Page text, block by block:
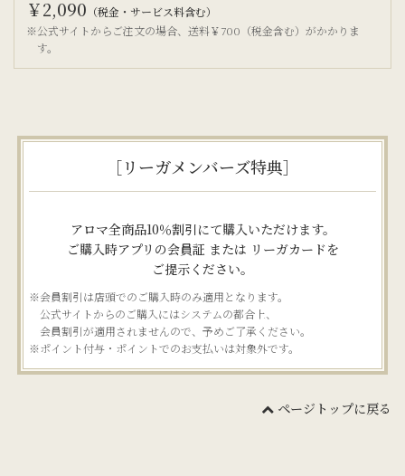
￥2,090 （税金・サービス料含む）
※公式サイトからご注文の場合、 送料￥700（税金含む）がかかりま
す。
［リーガメンバーズ特典］
アロマ全商品10％割引にて購入いただけます。
ご購入時アプリの会員証 または リーガカードを
ご提示ください。
※会員割引は店頭でのご購入時のみ適用となります。
公式サイトからのご購入にはシステムの都合上、
会員割引が適用されませんので、予めご了承ください。
※ポイント付与・ポイントでのお支払いは対象外です。
ページトップに戻る